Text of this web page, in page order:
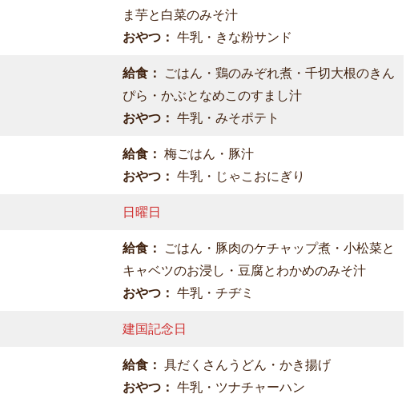
ま芋と白菜のみそ汁
おやつ： 牛乳・きな粉サンド
給食：
ごはん・鶏のみぞれ煮・千切大根のきん
ぴら・かぶとなめこのすまし汁
おやつ： 牛乳・みそポテト
給食： 梅ごはん・豚汁
おやつ： 牛乳・じゃこおにぎり
日曜日
給食：
ごはん・豚肉のケチャップ煮・小松菜と
キャベツのお浸し・豆腐とわかめのみそ汁
おやつ： 牛乳・チヂミ
建国記念日
給食： 具だくさんうどん・かき揚げ
おやつ： 牛乳・ツナチャーハン